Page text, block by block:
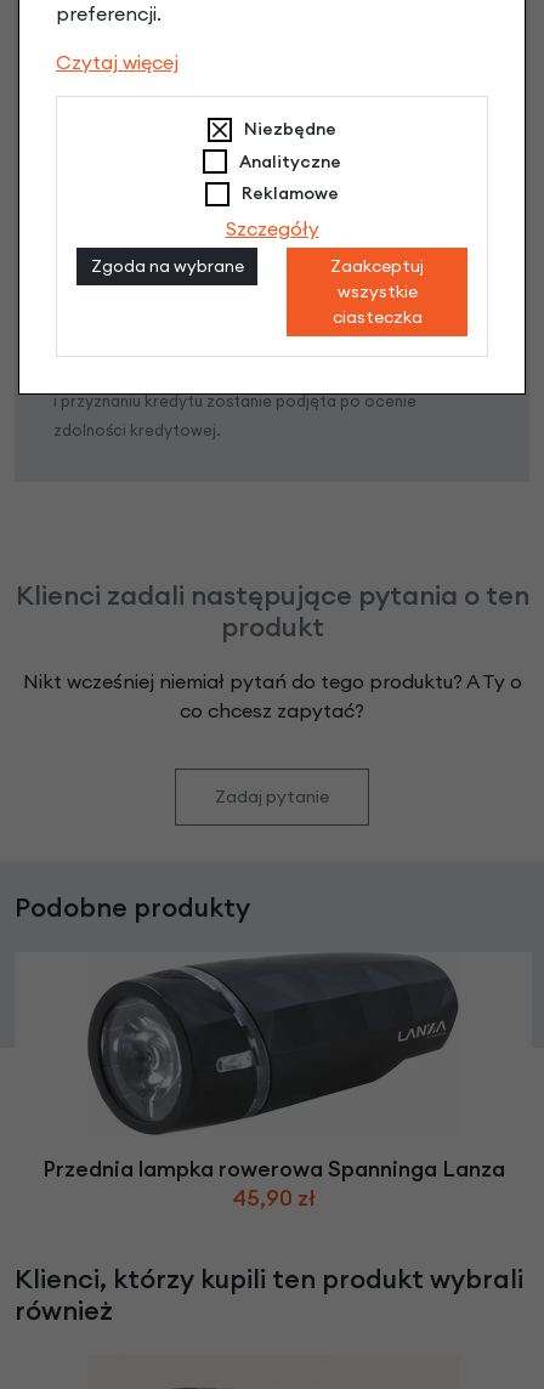
3 miesiące nie płacisz
Raty do 60 miesięcy
Poznaj szczegóły
Niniejsza propozycja nie stanowi oferty w rozumieniu art.
i przyznaniu kredytu zostanie podjęta po ocenie
zdolności kredytowej.
Klienci zadali następujące pytania o ten
produkt
Nikt wcześniej niemiał pytań do tego produktu? A Ty o
co chcesz zapytać?
Zadaj pytanie
Podobne produkty
Przednia lampka rowerowa Spanninga Lanza
45,90 zł
Klienci, którzy kupili ten produkt wybrali
również
preferencji.
Czytaj więcej
Niezbędne
Analityczne
Reklamowe
Szczegóły
Zgoda na wybrane
Zaakceptuj
wszystkie
ciasteczka